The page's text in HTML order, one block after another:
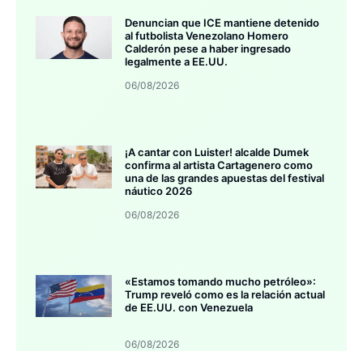
Denuncian que ICE mantiene detenido
al futbolista Venezolano Homero
Calderón pese a haber ingresado
legalmente a EE.UU.
06/08/2026
¡A cantar con Luister! alcalde Dumek
confirma al artista Cartagenero como
una de las grandes apuestas del festival
náutico 2026
06/08/2026
«Estamos tomando mucho petróleo»:
Trump reveló como es la relación actual
de EE.UU. con Venezuela
06/08/2026